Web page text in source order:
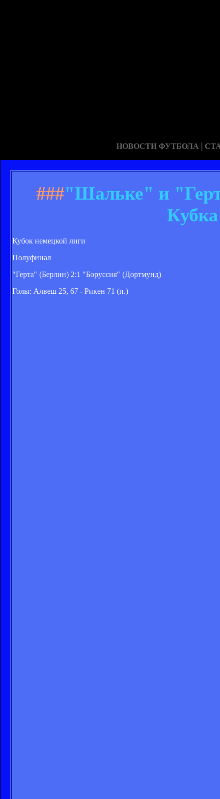
НОВОСТИ ФУТБОЛА |
###"Шальке" и
Кубок немецкой лиги
Полуфинал
"Герта" (Берлин) 2:1 "Боруссия" (Дортмунд)
Голы: Алвеш 25, 67 - Рикен 71 (п.)